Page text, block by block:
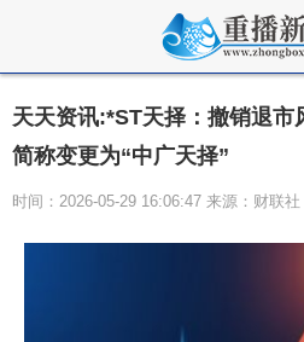
天天资讯:*ST天择：撤销退市
简称变更为“中广天择”
时间：2026-05-29 16:06:47 来源：财联社